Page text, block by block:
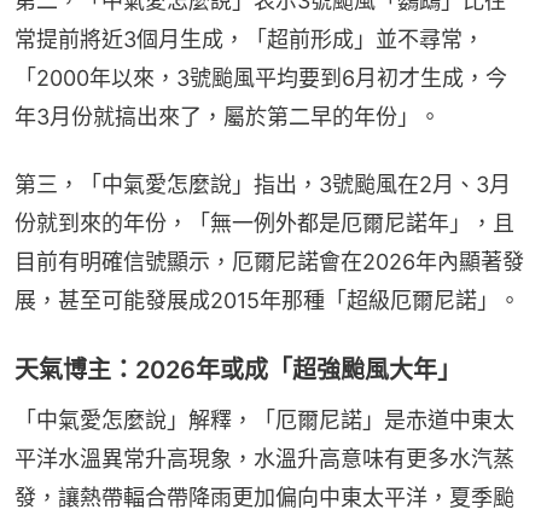
常提前將近3個月生成，「超前形成」並不尋常，
「2000年以來，3號颱風平均要到6月初才生成，今
年3月份就搞出來了，屬於第二早的年份」。
第三，「中氣愛怎麼說」指出，3號颱風在2月、3月
份就到來的年份，「無一例外都是厄爾尼諾年」，且
目前有明確信號顯示，厄爾尼諾會在2026年內顯著發
展，甚至可能發展成2015年那種「超級厄爾尼諾」。
天氣博主：2026年或成「超強颱風大年」
「中氣愛怎麼說」解釋，「厄爾尼諾」是赤道中東太
平洋水溫異常升高現象，水溫升高意味有更多水汽蒸
發，讓熱帶輻合帶降雨更加偏向中東太平洋，夏季颱